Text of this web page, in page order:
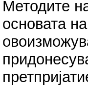
Методите
основата